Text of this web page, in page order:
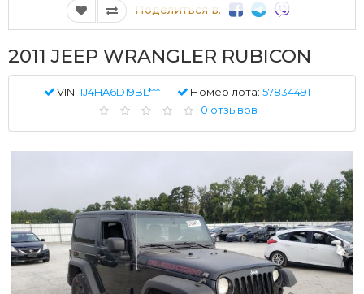
Поделиться в:
2011 JEEP WRANGLER RUBICON
VIN:1J4HA6D19BL*** Номер лота: 57834491
0 отзывов